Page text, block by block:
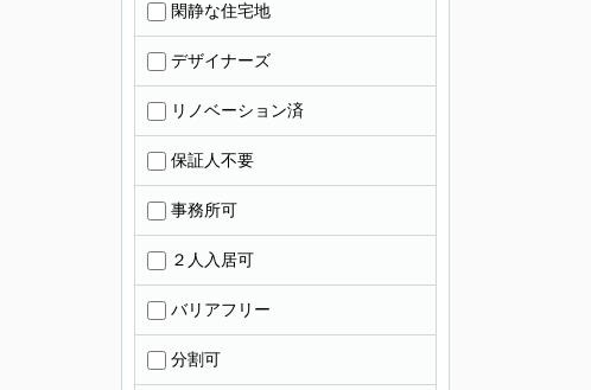
閑静な住宅地
デザイナーズ
リノベーション済
保証人不要
事務所可
２人入居可
バリアフリー
分割可